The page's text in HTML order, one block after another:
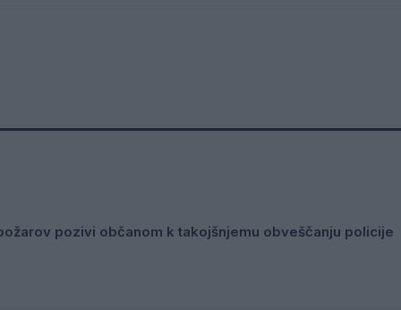
pozivi občanom k takojšnjemu obveščanju policije